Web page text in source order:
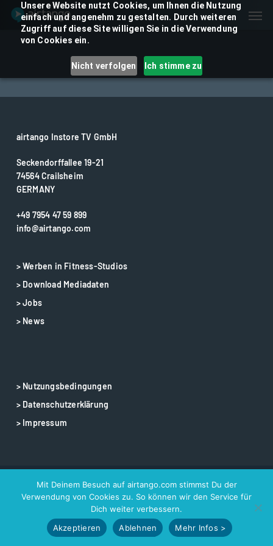
Unsere Website nutzt Cookies, um Ihnen die Nutzung
einfach und angenehm zu gestalten. Durch weiteren
Zugriff auf diese Site willigen Sie in die Verwendung
von Cookies ein.
Nicht verfolgen Ich stimme zu
Skip
content
airtango Instore TV GmbH
Seckendorffallee 19-21
74564 Crailsheim
GERMANY
+49 7954 47 59 899
info@airtango.com
> Werben in Fitness-Studios
> Download Mediadaten
> Jobs
> News
> Nutzungsbedingungen
> Datenschutzerklärung
> Impressum
© 2025 airtango – airtango is a registered trademark
Mit Deinem Besuch auf airtango.com stimmst Du der
Verwendung von Cookies zu. So können wir den Service für
Dich weiter verbessern.
Akzeptieren
Ablehnen Mehr Infos >